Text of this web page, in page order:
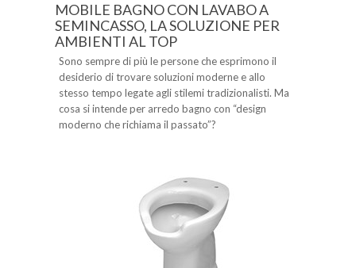
MOBILE BAGNO CON LAVABO A
SEMINCASSO, LA SOLUZIONE PER
AMBIENTI AL TOP
Sono sempre di più le persone che esprimono il
desiderio di trovare soluzioni moderne e allo
stesso tempo legate agli stilemi tradizionalisti. Ma
cosa si intende per arredo bagno con “design
moderno che richiama il passato”?